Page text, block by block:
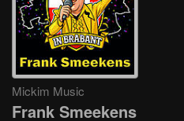
Mickim Music
Frank Smeekens